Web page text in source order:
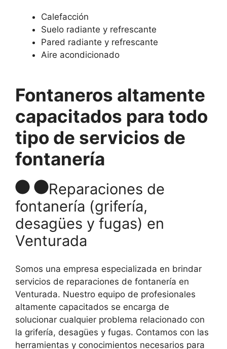
Calefacción
Suelo radiante y refrescante
Pared radiante y refrescante
Aire acondicionado
Fontaneros altamente
capacitados para todo
tipo de servicios de
fontanería
Reparaciones de
fontanería (grifería,
desagües y fugas) en
Venturada
Somos una empresa especializada en brindar
servicios de reparaciones de fontanería en
Venturada. Nuestro equipo de profesionales
altamente capacitados se encarga de
solucionar cualquier problema relacionado con
la grifería, desagües y fugas. Contamos con las
herramientas y conocimientos necesarios para